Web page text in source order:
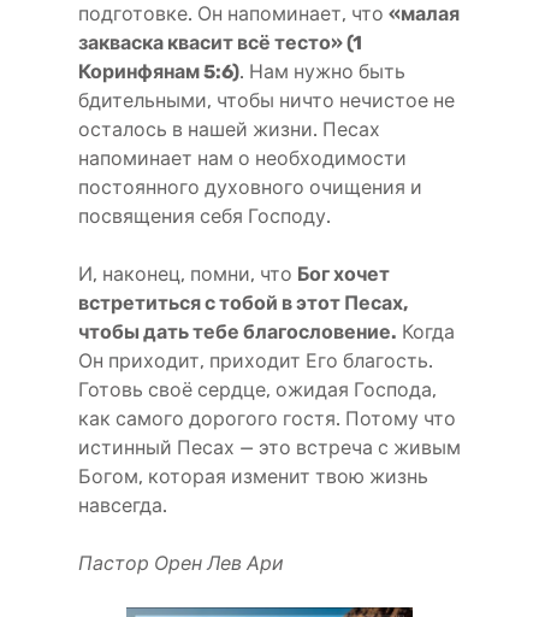
подготовке. Он напоминает, что «малая
закваска квасит всё тесто» (1
Коринфянам 5:6). Нам нужно быть
бдительными, чтобы ничто нечистое не
осталось в нашей жизни. Песах
напоминает нам о необходимости
постоянного духовного очищения и
посвящения себя Господу.
И, наконец, помни, что Бог хочет
встретиться с тобой в этот Песах,
чтобы дать тебе благословение. Когда
Он приходит, приходит Его благость.
Готовь своё сердце, ожидая Господа,
как самого дорогого гостя. Потому что
истинный Песах — это встреча с живым
Богом, которая изменит твою жизнь
навсегда.
Пастор Орен Лев Ари